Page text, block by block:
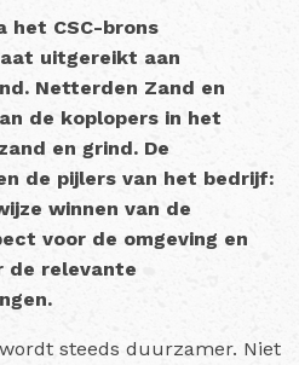
het CSC-brons
uitgereikt aan
Netterden Zand en
de koplopers in het
en grind. De
de pijlers van het bedrijf:
winnen van de
voor de omgeving en
de relevante
steeds duurzamer. Niet